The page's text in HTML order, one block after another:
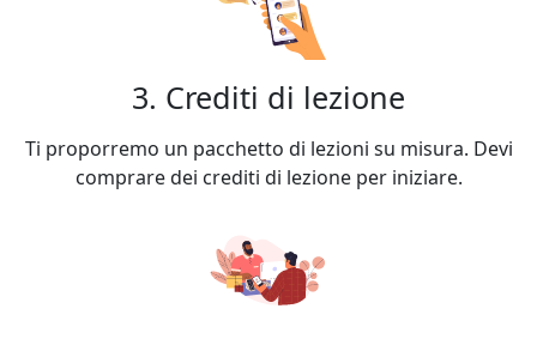
3. Crediti di lezione
Ti proporremo un pacchetto di lezioni su misura. Devi
comprare dei crediti di lezione per iniziare.